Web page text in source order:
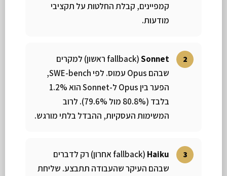
קמפיינים, קבלת החלטות על תקציבי
מודעות.
Sonnet
(fallback ראשון) למקרים
שבהם Opus עמוס. לפי SWE-bench,
הפער בין Opus ל-Sonnet הוא 1.2%
בלבד (80.8% מול 79.6%). לרוב
המשימות העסקיות, ההבדל בלתי מורגש.
Haiku
(fallback אחרון) רק לדברים
שבהם העיקר שהעבודה תתבצע. שליחת